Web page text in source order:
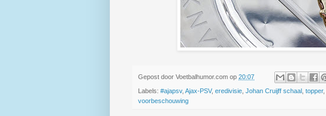
Gepost door Voetbalhumor.com op 20:07
Labels: #ajapsv, Ajax-PSV, eredivisie, Johan Cruijff schaal , topper,
voorbeschouwing